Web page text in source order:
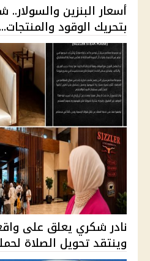
أسعار البنزين والسولار..
بتحريك الوقود والمنتجات...
نادر شكري يعلق على
وينتقد تحويل الصلاة